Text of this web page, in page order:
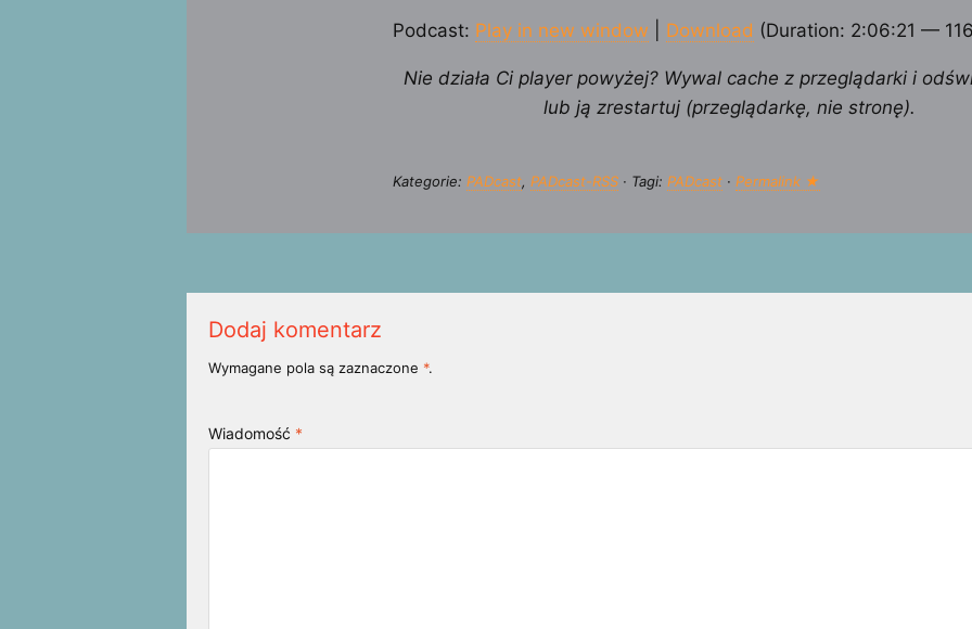
dźwiękowych
Podcast: Play in new window Download (Duration: 2:06:21 —
Nie działa Ci player powyżej? Wywal cache z przeglądarki i
lub ją zrestartuj (przeglądarkę, nie stronę).
Kategorie: PADcast, PADcast-RSS · Tagi: PADcast · Permalink ★
Dodaj komentarz
Wymagane pola są zaznaczone *.
Wiadomość *